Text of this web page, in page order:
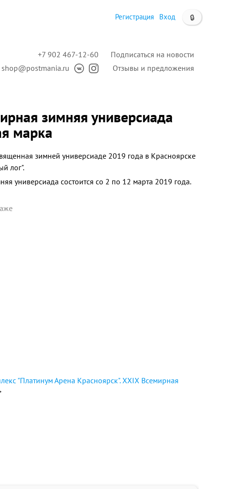
🔒
Регистрация Вход
Подписаться на новости
Отзывы и предложения
+7 902 467-12-60
shop@postmania.ru
зимняя универсиада
марка
зимней универсиаде 2019 года в Красноярске
лог".
универсиада состоится со 2 по 12 марта 2019 года.
"Платинум Арена Красноярск". XXIX Всемирная